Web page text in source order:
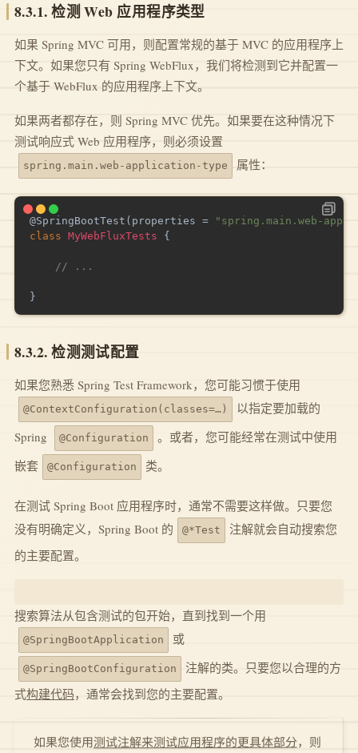
8.3.1. 检测 Web 应用程序类型
如果 Spring MVC 可用，则配置常规的基于 MVC 的应用程序上
下文。如果您只有 Spring WebFlux，我们将检测到它并配置一
个基于 WebFlux 的应用程序上下文。
如果两者都存在，则 Spring MVC 优先。如果要在这种情况下
测试响应式 Web 应用程序，则必须设置
spring.main.web-application-type 属性：
@SpringBootTest ( properties =
"spring.main.web-
class MyWebFluxTests {
// ...
}
8.3.2. 检测测试配置
如果您熟悉 Spring Test Framework，您可能习惯于使用
@ContextConfiguration(classes=…)
以指定要加载的
Spring
@Configuration
。或者，您可能经常在测试中使用
嵌套
@Configuration 类。
在测试 Spring Boot 应用程序时，通常不需要这样做。只要您
没有明确定义，Spring Boot 的
@*Test
注解就会自动搜索您
的主要配置。
搜索算法从包含测试的包开始，直到找到一个用
@SpringBootApplication 或
@SpringBootConfiguration
注解的类。只要您以合理的方
式构建代码，通常会找到您的主要配置。
如果您使用测试注解来测试应用程序的更具体部分，则